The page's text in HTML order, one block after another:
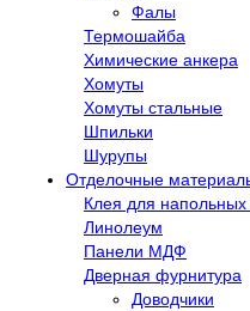
Фалы
Термошайба
Химические анкера
Хомуты
Хомуты стальные
Шпильки
Шурупы
Отделочные
Клея для напольных
Линолеум
Панели МДФ
Дверная фурнитура
Доводчики